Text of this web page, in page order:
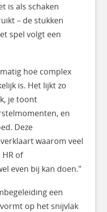
is als schaken
– de stukken
spel volgt een
hoe complex
is. Het lijkt zo
je toont
en
Deze
waarom veel
of
even bij kan doen."
een
op het snijvlak